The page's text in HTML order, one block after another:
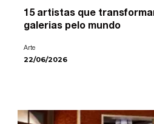
15 artistas que
galerias pelo mundo
Arte
22/06/2026